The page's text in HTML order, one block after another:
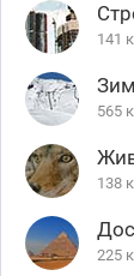
141
565
138
225